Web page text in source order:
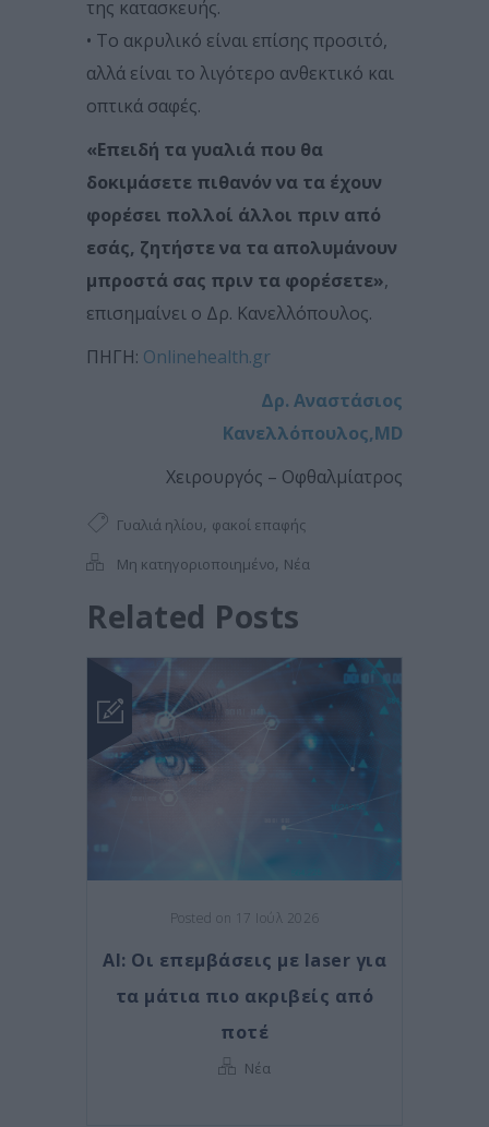
της κατασκευής.
• Το ακρυλικό είναι επίσης προσιτό,
αλλά είναι το λιγότερο ανθεκτικό και
οπτικά σαφές.
«Επειδή τα γυαλιά που θα
δοκιμάσετε πιθανόν να τα έχουν
φορέσει πολλοί άλλοι πριν από
εσάς, ζητήστε να τα απολυμάνουν
μπροστά σας πριν τα φορέσετε»,
επισημαίνει ο Δρ. Κανελλόπουλος.
ΠΗΓΗ: Onlinehealth.gr
Δρ. Αναστάσιος
Κανελλόπουλος,MD
Χειρουργός – Οφθαλμίατρος
Γυαλιά ηλίου, φακοί επαφής
Μη κατηγοριοποιημένο, Νέα
Related Posts
Posted on 17 Ιούλ 2026
AI: Οι επεμβάσεις με laser για
τα μάτια πιο ακριβείς από
ποτέ
Νέα